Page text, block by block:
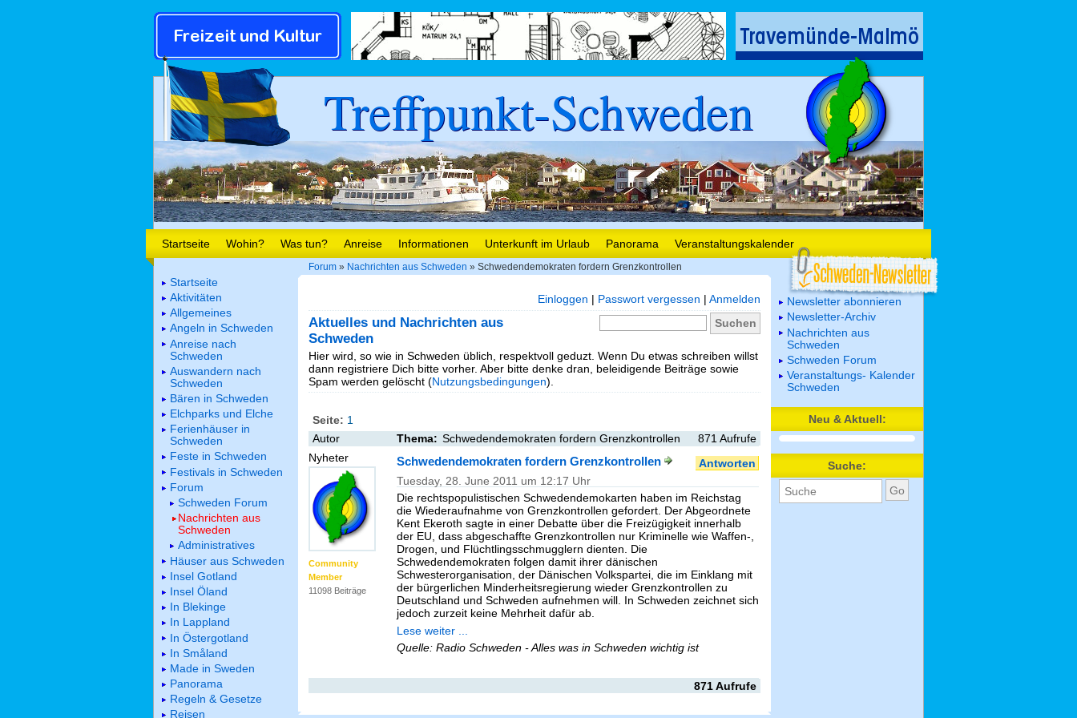
Treffpunkt-Schweden
Startseite Wohin? Was tun? Anreise Informationen Unterkunft im Urlaub Panorama Veranstaltungskalender
Forum » Nachrichten aus Schweden » Schwedendemokraten fordern Grenzkontrollen
Einloggen | Passwort vergessen | Anmelden
Aktuelles und Nachrichten aus
Schweden
Hier wird, so wie in Schweden üblich, respektvoll geduzt. Wenn Du etwas schreiben willst
dann registriere Dich bitte vorher. Aber bitte denke dran, beleidigende Beiträge sowie
Spam werden gelöscht (Nutzungsbedingungen).
Seite: 1
Autor
Thema: Schwedendemokraten fordern Grenzkontrollen
871 Aufrufe
Nyheter
Community
Member
11098 Beiträge
Antworten
Schwedendemokraten fordern Grenzkontrollen
Tuesday, 28. June 2011 um 12:17 Uhr
Die rechtspopulistischen Schwedendemokarten haben im Reichstag
die Wiederaufnahme von Grenzkontrollen gefordert. Der Abgeordnete
Kent Ekeroth sagte in einer Debatte über die Freizügigkeit innerhalb
der EU, dass abgeschaffte Grenzkontrollen nur Kriminelle wie Waffen-,
Drogen, und Flüchtlingsschmugglern dienten. Die
Schwedendemokraten folgen damit ihrer dänischen
Schwesterorganisation, der Dänischen Volkspartei, die im Einklang mit
der bürgerlichen Minderheitsregierung wieder Grenzkontrollen zu
Deutschland und Schweden aufnehmen will. In Schweden zeichnet sich
jedoch zurzeit keine Mehrheit dafür ab.
Lese weiter ...
Quelle: Radio Schweden - Alles was in Schweden wichtig ist
871 Aufrufe
Startseite
Aktivitäten
Allgemeines
Angeln in Schweden
Anreise nach
Schweden
Auswandern nach
Schweden
Bären in Schweden
Elchparks und Elche
Ferienhäuser in
Schweden
Feste in Schweden
Festivals in Schweden
Forum
Schweden Forum
Nachrichten aus
Schweden
Administratives
Häuser aus Schweden
Insel Gotland
Insel Öland
In Blekinge
In Lappland
In Östergotland
In Småland
Made in Sweden
Panorama
Regeln & Gesetze
Reisen
Newsletter abonnieren
Newsletter-Archiv
Nachrichten aus
Schweden
Schweden Forum
Veranstaltungs- Kalender
Schweden
Neu & Aktuell:
Suche: